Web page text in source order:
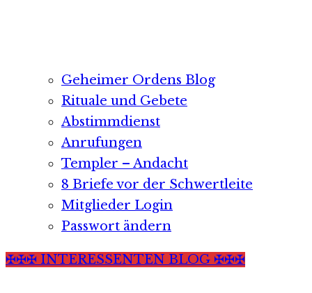
Geheimer Ordens Blog
Rituale und Gebete
Abstimmdienst
Anrufungen
Templer – Andacht
8 Briefe vor der Schwertleite
Mitglieder Login
Passwort ändern
✠✠✠ INTERESSENTEN BLOG ✠✠✠